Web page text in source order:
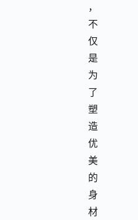
，
不
仅
是
为
了
塑
造
优
美
的
身
材